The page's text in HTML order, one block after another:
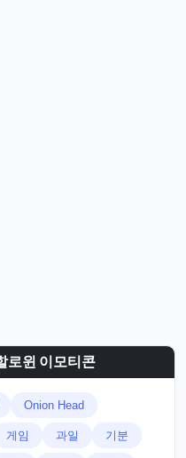
로윈 이모티콘
Onion Head
게임 과일 기분